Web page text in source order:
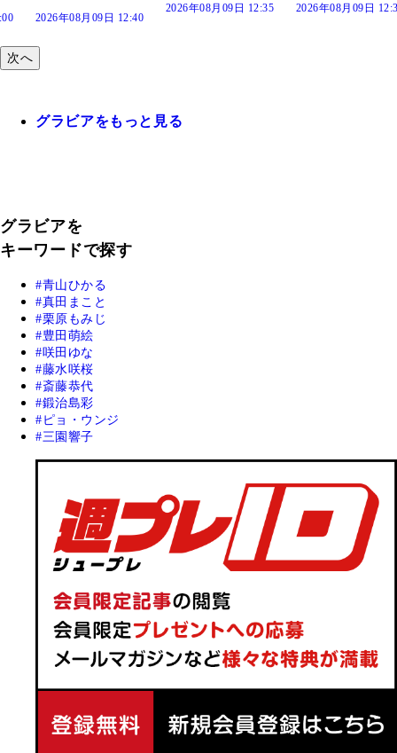
2026年08月09日 12:30
次へ
グラビアをもっと見る
グラビアを
キーワードで探す
青山ひかる
真田まこと
栗原もみじ
豊田萌絵
咲田ゆな
藤水咲桜
斎藤恭代
鍛治島彩
ピョ・ウンジ
三園響子